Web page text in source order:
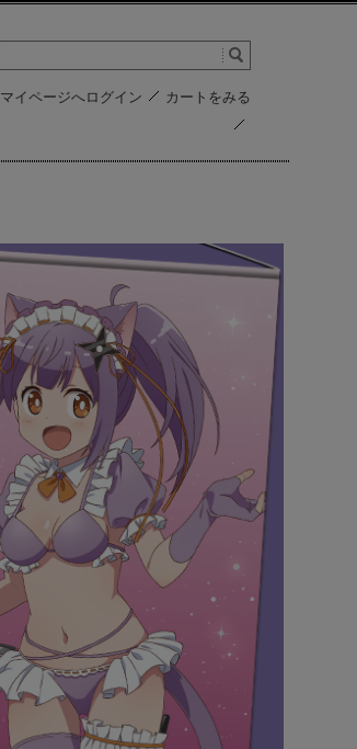
マイページへログイン カートをみる